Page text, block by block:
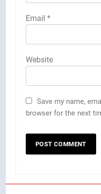
Email *
Website
Save my name,
browser for the next